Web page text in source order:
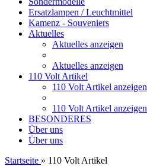
Ersatzlampen / Leuchtmittel
Kamenz - Souveniers
Aktuelles
Aktuelles anzeigen
Aktuelles anzeigen
110 Volt Artikel
110 Volt Artikel anzeigen
110 Volt Artikel anzeigen
BESONDERES
Über uns
Über uns
Startseite » 110 Volt Artikel